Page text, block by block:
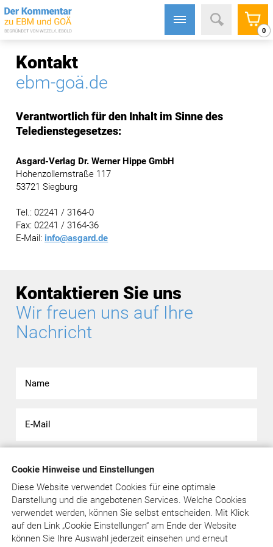
Cookie Hinweise und Einstellungen
Diese Website verwendet Cookies für eine optimale
Darstellung und die angebotenen Services. Welche Cookies
verwendet werden, können Sie selbst entscheiden. Mit Klick
aufden Link „Cookie Einstellungen“ am Ende der Website
können Sie Ihre Auswahl jederzeit einsehen und erneut
0
Kontakt
ebm-goä.de
Verantwortlich für den Inhalt im Sinne des
Teledienstegesetzes:
Asgard-Verlag Dr. Werner Hippe GmbH
Hohenzollernstraße 117
53721 Siegburg
Tel.: 02241 / 3164-0
Fax: 02241 / 3164-36
E-Mail: info@asgard.de
Kontaktieren Sie uns
Wir freuen uns auf Ihre
Nachricht